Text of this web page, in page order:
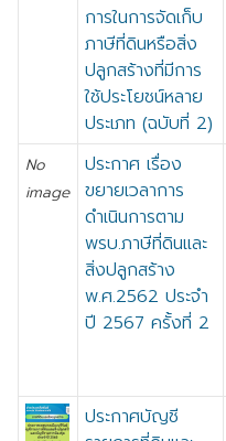
การในการจัดเก็บ
ภาษีที่ดินหรือสิ่ง
ปลูกสร้างที่มีการ
ใช้ประโยชน์หลาย
ประเภท (ฉบับที่ 2)
No
image
ประกาศ เรื่อง
ขยายเวลาการ
ดำเนินการตาม
พรบ.ภาษีที่ดินและ
สิ่งปลูกสร้าง
พ.ศ.2562 ประจำ
ปี 2567 ครั้งที่ 2
ประกาศบัญชี